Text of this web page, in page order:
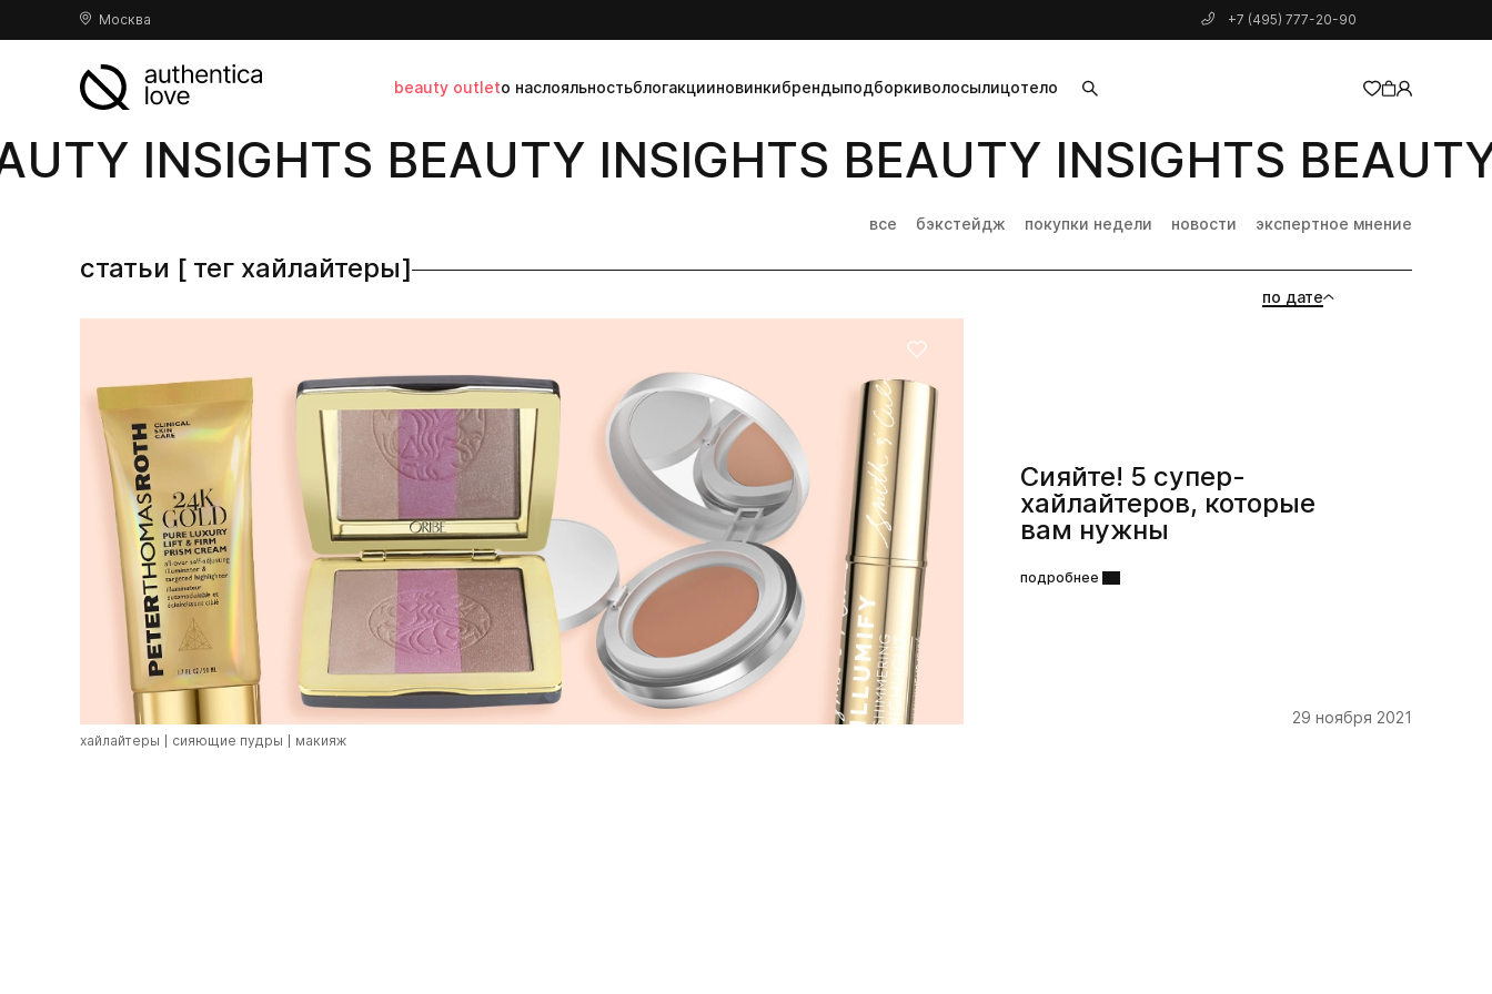
Москва +7 (495) 777-20-90
beauty outletо наслояльностьблогакцииновинкибрендыподборкиволосылицотело
добавлен в корзину
INSIGHTS BEAUTY INSIGHTS BEAUTY INSIGHTS
все бэкстейдж покупки недели новости экспертное мнение
статьи [ тег хайлайтеры]
по дате
Сияйте! 5 супер-
хайлайтеров, которые
вам нужны
подробнее
29 ноября 2021
хайлайтеры сияющие пудры макияж